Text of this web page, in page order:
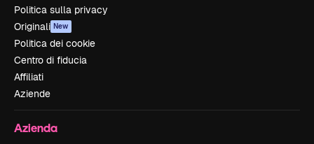
Politica sulla privacy
Originali New
Politica dei cookie
Centro di fiducia
Affiliati
Aziende
Azienda